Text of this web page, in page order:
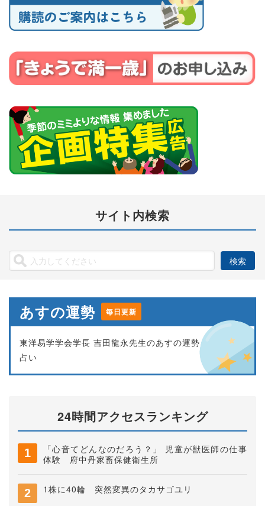
サイト内検索
あすの運勢 毎日更新
東洋易学学会学長 吉田龍永先生のあすの運勢
占い
24時間アクセスランキング
「心音てどんなのだろう？」 児童が獣医師の仕事
体験 府中丹家畜保健衛生所
1株に40輪 突然変異のタカサゴユリ